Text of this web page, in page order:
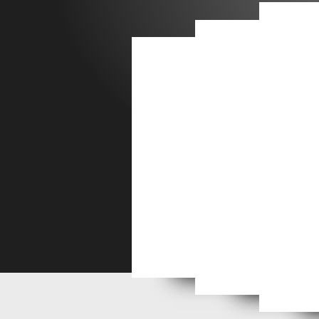
Pierre et Gilles
Flandrin : trois frères